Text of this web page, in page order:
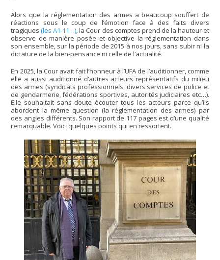
Alors que la réglementation des armes a beaucoup souffert de
réactions sous le coup de l’émotion face à des faits divers
tragiques(les A1-11…), la Cour des comptes prend de la hauteur et
observe de manière posée et objective la réglementation dans
son ensemble, sur la période de 2015 à nos jours, sans subir ni la
dictature de la bien-pensance ni celle de l’actualité.
En 2025, la Cour avait fait l’honneur à l’UFA de l’auditionner, comme
elle a aussi auditionné d’autres acteurs représentatifs du milieu
des armes (syndicats professionnels, divers services de police et
de gendarmerie, fédérations sportives, autorités judiciaires etc…).
Elle souhaitait sans doute écouter tous les acteurs parce qu’ils
abordent la même question (la réglementation des armes) par
des angles différents. Son rapport de 117 pages est d’une qualité
remarquable. Voici quelques points qui en ressortent.